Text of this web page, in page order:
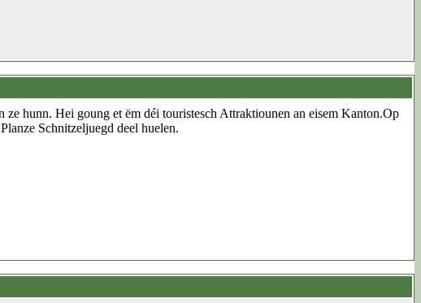
hunn. Hei goung et ëm déi touristesch Attraktiounen an eisem Kanton.Op
Schnitzeljuegd deel huelen.